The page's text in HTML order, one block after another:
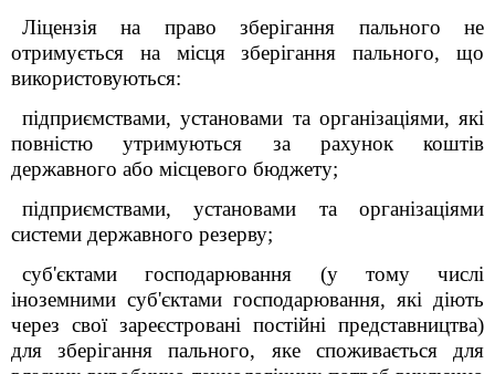
Ліцензія на право зберігання пального не
отримується на місця зберігання пального, що
використовуються:
підприємствами, установами та організаціями, які
повністю утримуються за рахунок коштів
державного або місцевого бюджету;
підприємствами, установами та організаціями
системи державного резерву;
суб'єктами господарювання (у тому числі
іноземними суб'єктами господарювання, які діють
через свої зареєстровані постійні представництва)
для зберігання пального, яке споживається для